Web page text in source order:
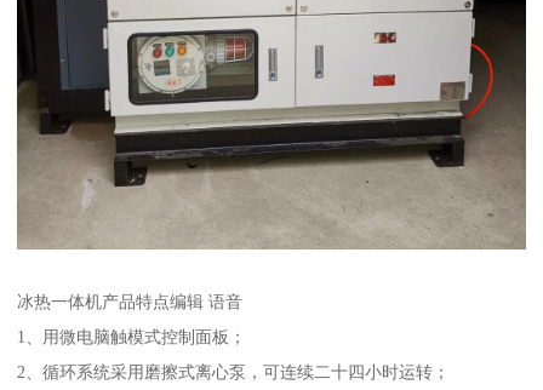
冰热一体机产品特点编辑 语音
1、用微电脑触模式控制面板；
2、循环系统采用磨擦式离心泵，可连续二十四小时运转；